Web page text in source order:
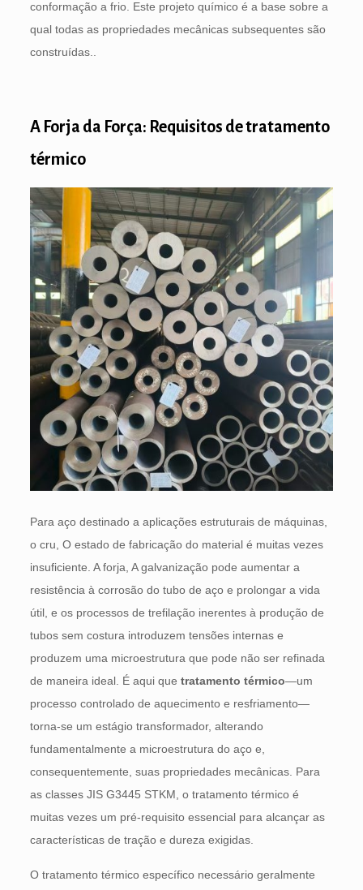
conformação a frio. Este projeto químico é a base sobre a
qual todas as propriedades mecânicas subsequentes são
construídas..
A Forja da Força: Requisitos de tratamento
térmico
Para aço destinado a aplicações estruturais de máquinas,
o cru, O estado de fabricação do material é muitas vezes
insuficiente. A forja, A galvanização pode aumentar a
resistência à corrosão do tubo de aço e prolongar a vida
útil, e os processos de trefilação inerentes à produção de
tubos sem costura introduzem tensões internas e
produzem uma microestrutura que pode não ser refinada
de maneira ideal. É aqui que tratamento térmico—um
processo controlado de aquecimento e resfriamento—
torna-se um estágio transformador, alterando
fundamentalmente a microestrutura do aço e,
consequentemente, suas propriedades mecânicas. Para
as classes JIS G3445 STKM, o tratamento térmico é
muitas vezes um pré-requisito essencial para alcançar as
características de tração e dureza exigidas.
O tratamento térmico específico necessário geralmente